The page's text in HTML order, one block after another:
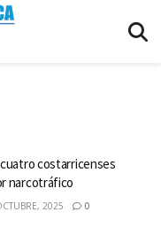
costarricenses
narcotráfico
2025 0